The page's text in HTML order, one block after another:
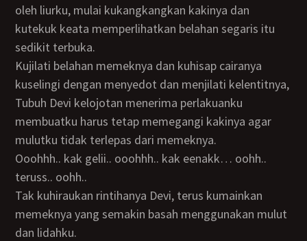
oleh liurku, mulai kukangkangkan kakinya dan
kutekuk keata memperlihatkan belahan segaris itu
sedikit terbuka.
Kujilati belahan memeknya dan kuhisap cairanya
kuselingi dengan menyedot dan menjilati kelentitnya,
Tubuh Devi kelojotan menerima perlakuanku
membuatku harus tetap memegangi kakinya agar
mulutku tidak terlepas dari memeknya.
ooohhh.. kak gelii.. ooohhh.. kak eenakk… oohh..
teruss.. oohh..
Tak kuhiraukan rintihanya Devi, terus kumainkan
memeknya yang semakin basah menggunakan mulut
dan lidahku.